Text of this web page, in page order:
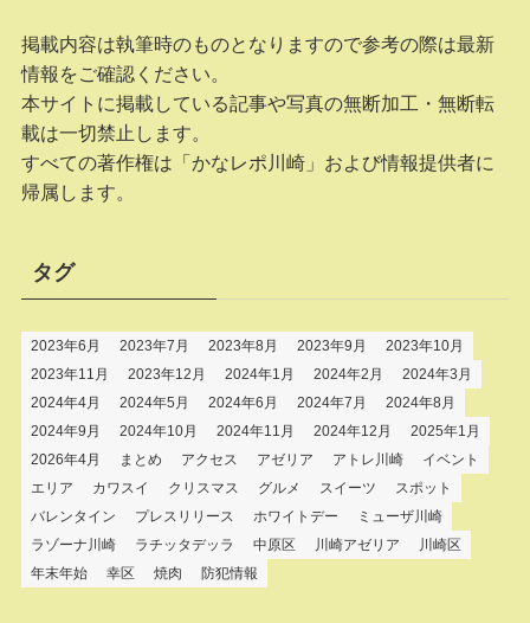
掲載内容は執筆時のものとなりますので参考の際は最新
情報をご確認ください。
本サイトに掲載している記事や写真の無断加工・無断転
載は一切禁止します。
すべての著作権は「かなレポ川崎」および情報提供者に
帰属します。
タグ
2023年6月 2023年7月 2023年8月 2023年9月
2023年10月
2023年11月
2023年12月 2024年1月 2024年2月
2024年3月
2024年4月
2024年5月 2024年6月 2024年7月
2024年8月
2024年9月
2024年10月 2024年11月 2024年12月
2025年1月
2026年4月
まとめ アクセス アゼリア アトレ川崎
イベント
エリア
カワスイ クリスマス グルメ スイーツ
スポット
バレンタイン
プレスリリース ホワイトデー
ミューザ川崎
ラゾーナ川崎
ラチッタデッラ 中原区 川崎アゼリア
川崎区
年末年始
幸区 焼肉 防犯情報